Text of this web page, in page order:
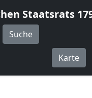
Staatsrats
Suche
Karte